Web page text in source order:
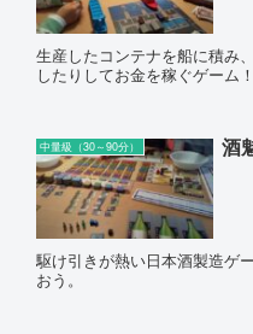
生産したコンテナを船に積み
したりしてお金を稼ぐゲーム！
中量級（30～90分） 酒
駆け引きが熱い日本酒製造ゲ
おう。